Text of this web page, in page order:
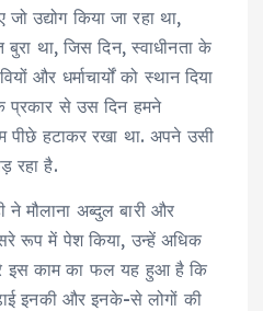
उद्योग किया जा रहा था,
था, जिस दिन, स्‍वाधीनता के
और धर्माचार्यों को स्‍थान दिया
प्रकार से उस दिन हमने
पीछे हटाकर रखा था. अपने उसी
रहा है.
ने मौलाना अब्‍दुल बारी और
रूप में पेश किया, उन्‍हें अधिक
इस काम का फल यह हुआ है कि
इनकी और इनके-से लोगों की